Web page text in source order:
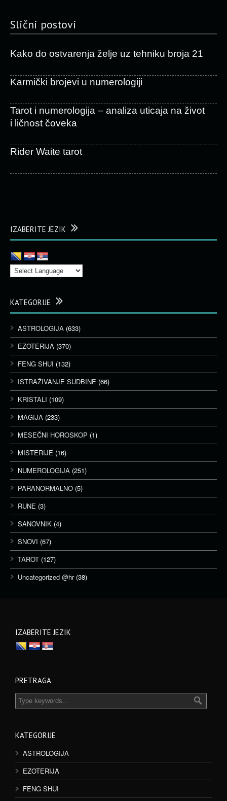
Slični postovi
Kako do ostvarenja želje uz tehniku broja 21
Karmički brojevi u numerologiji
Tarot i numerologija – analiza uticaja na život
i ličnost čoveka
Rider Waite tarot
IZABERITE JEZIK
KATEGORIJE
ASTROLOGIJA (633)
EZOTERIJA (370)
FENG SHUI (132)
ISTRAŽIVANJE SUDBINE (66)
KRISTALI (109)
MAGIJA (233)
MESEČNI HOROSKOP (1)
MISTERIJE (16)
NUMEROLOGIJA (251)
PARANORMALNO (5)
RUNE (3)
SANOVNIK (4)
SNOVI (67)
TAROT (127)
Uncategorized @hr(38)
IZABERITE JEZIK
PRETRAGA
KATEGORIJE
ASTROLOGIJA
EZOTERIJA
FENG SHUI